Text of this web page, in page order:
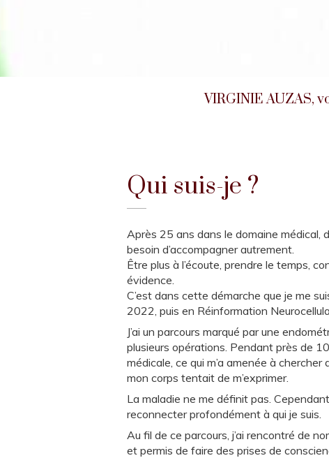
VIRGINIE AUZAS,
Qui suis-je ?
Après 25 ans dans le domaine médical,
besoin d’accompagner autrement.
Être plus à l’écoute, prendre le temps,
évidence.
C’est dans cette démarche que je me
2022, puis en Réinformation
J’ai un parcours marqué par une
plusieurs opérations. Pendant près de
médicale, ce qui m’a amenée à
mon corps tentait de m’exprimer.
La maladie ne me définit pas.
reconnecter profondément à qui je suis.
Au fil de ce parcours, j’ai rencontré de
et permis de faire des prises de